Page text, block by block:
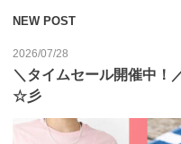
NEW POST
2026/07/28
＼タイムセール開催中！
☆彡